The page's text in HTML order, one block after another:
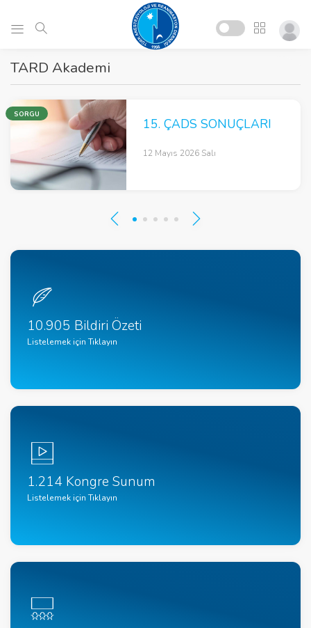
TARD Akademi
SORGU
15. ÇADS SONUÇLARI
12 Mayıs 2026 Salı
10.905 Bildiri Özeti
Listelemek için Tıklayın
1.214 Kongre Sunum
Listelemek için Tıklayın